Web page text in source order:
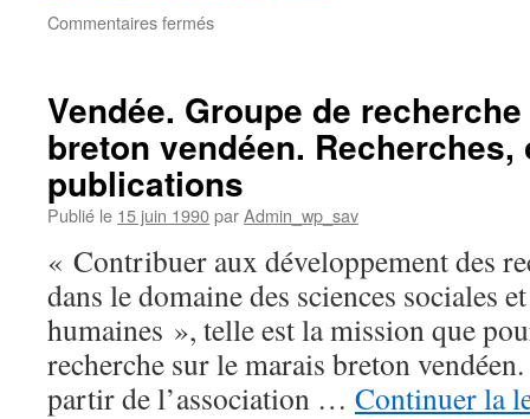
Commentaires ferméssur
sur
le
Marais-
breton
vendéen.
La
fiche
la
Mission
du
patrimoine
ethnologique
Vendée. Groupe de
breton vendéen.
publications
Publié le 15 juin 1990parAdmin_wp_sav
« Contribuer aux développement des
dans le domaine des sciences sociales
humaines », telle est la mission que
recherche sur le marais breton
partir de l’association … Continuer la